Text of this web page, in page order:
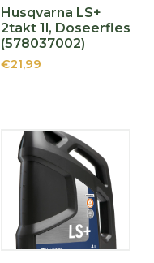
Husqvarna LS+
2takt 1l, Doseerfles
(578037002)
€21,99